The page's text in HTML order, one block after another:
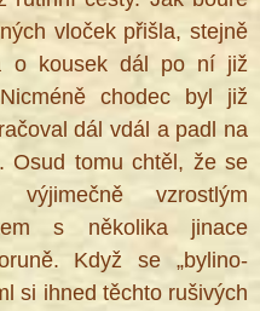
vloček přišla, stejně
o kousek dál po ní již
chodec byl již
dál vdál a padl na
Osud tomu chtěl, že se
vzrostlým
s několika jinace
Když se „bylino-
si ihned těchto rušivých